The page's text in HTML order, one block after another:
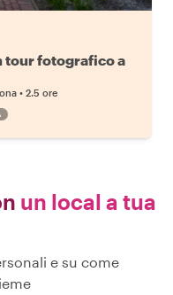
tour fotografico a
• 2.5 ore
un local a tua
e su come